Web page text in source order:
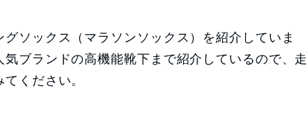
ソックス（マラソンソックス）を紹介していま
ブランドの高機能靴下まで紹介しているので、走
ください。